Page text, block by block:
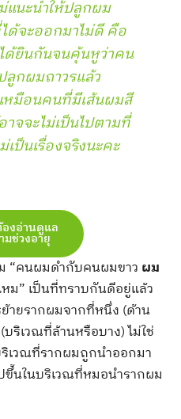
แนะนำให้ปลูกผม
ด้จะออกมาไม่ดี คือ
ด้ยินกันจนคุ้นหูว่าคน
ลูกผมถาวรแล้ว
หมือนคนที่มีเส้นผมสี
จจะไม่เป็นไปตามที่
ป็นเรื่องจริงนะคะ
งอ่านดูแล
ช่วงอายุ
“คนผมดำกับคนผมขาว ผม
ม” เป็นที่ทราบกันดีอยู่แล้ว
ายรากผมจากที่หนึ่ง (ด้าน
ริเวณที่ล้านหรือบาง) ไม่ใช่
เวณที่รากผมถูกนำออกมา
ขึ้นในบริเวณที่หมอนำรากผม